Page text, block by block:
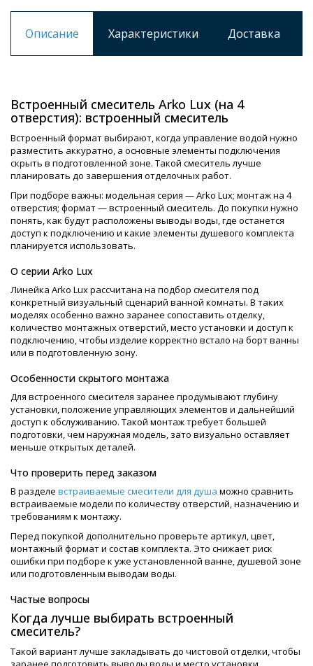
Описание Характеристики Доставка
Встроенный смеситель Arko Lux (на 4
отверстия): встроенный смеситель
Встроенный формат выбирают, когда управление водой нужно
разместить аккуратно, а основные элементы подключения
скрыть в подготовленной зоне. Такой смеситель лучше
планировать до завершения отделочных работ.
При подборе важны: модельная серия — Arko Lux; монтаж на 4
отверстия; формат — встроенный смеситель. До покупки нужно
понять, как будут расположены выводы воды, где останется
доступ к подключению и какие элементы душевого комплекта
планируется использовать.
О серии Arko Lux
Линейка Arko Lux рассчитана на подбор смесителя под
конкретный визуальный сценарий ванной комнаты. В таких
моделях особенно важно заранее сопоставить отделку,
количество монтажных отверстий, место установки и доступ к
подключению, чтобы изделие корректно встало на борт ванны
или в подготовленную зону.
Особенности скрытого монтажа
Для встроенного смесителя заранее продумывают глубину
установки, положение управляющих элементов и дальнейший
доступ к обслуживанию. Такой монтаж требует большей
подготовки, чем наружная модель, зато визуально оставляет
меньше открытых деталей.
Что проверить перед заказом
В разделе встраиваемые смесители для душа можно сравнить
встраиваемые модели по количеству отверстий, назначению и
требованиям к монтажу.
Перед покупкой дополнительно проверьте артикул, цвет,
монтажный формат и состав комплекта. Это снижает риск
ошибки при подборе к уже установленной ванне, душевой зоне
или подготовленным выводам воды.
Частые вопросы
Когда лучше выбирать встроенный
смеситель?
Такой вариант лучше закладывать до чистовой отделки, чтобы